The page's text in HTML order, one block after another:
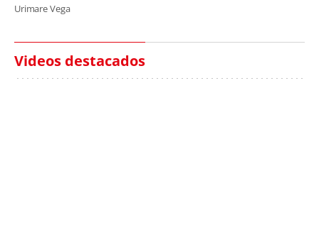
Urimare Vega
Videos destacados